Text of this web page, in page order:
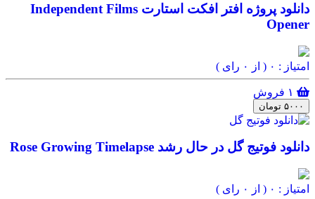
دانلود پروژه افتر افکت استارت Independent Films
Opener
امتیاز : ۰ ( از ۰ رای )
۵۰۰۰ تومان
دانلود فوتیج گل در حال رشد Rose Growing Timelapse
امتیاز : ۰ ( از ۰ رای )